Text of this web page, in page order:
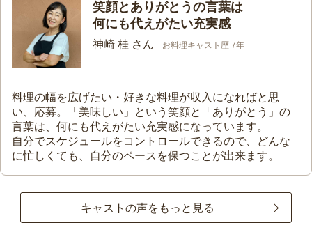
笑顔とありがとうの言葉は
何にも代えがたい充実感
神崎 桂 さん お料理キャスト歴 7年
料理の幅を広げたい・好きな料理が収入になればと思
い、応募。「美味しい」という笑顔と「ありがとう」の
言葉は、何にも代えがたい充実感になっています。
自分でスケジュールをコントロールできるので、どんな
に忙しくても、自分のペースを保つことが出来ます。
キャストの声をもっと見る